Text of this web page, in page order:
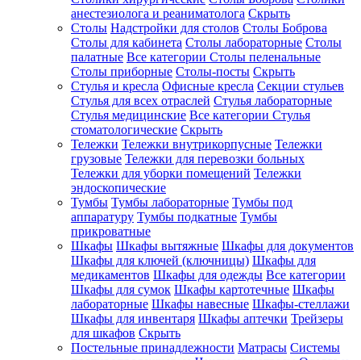
анестезиолога и реаниматолога Скрыть
Столы Надстройки для столов Столы Боброва
Столы для кабинета Столы лабораторные Столы
палатные Все категории Столы пеленальные
Столы приборные Столы-посты Скрыть
Стулья и кресла Офисные кресла Секции стульев
Стулья для всех отраслей Стулья лабораторные
Стулья медицинские Все категории Стулья
стоматологические Скрыть
Тележки Тележки внутрикорпусные Тележки
грузовые Тележки для перевозки больных
Тележки для уборки помещений Тележки
эндоскопические
Тумбы Тумбы лабораторные Тумбы под
аппаратуру Тумбы подкатные Тумбы
прикроватные
Шкафы Шкафы вытяжные Шкафы для документов
Шкафы для ключей (ключницы) Шкафы для
медикаментов Шкафы для одежды Все категории
Шкафы для сумок Шкафы картотечные Шкафы
лабораторные Шкафы навесные Шкафы-стеллажи
Шкафы для инвентаря Шкафы аптечки Трейзеры
для шкафов Скрыть
Постельные принадлежности Матрасы Системы